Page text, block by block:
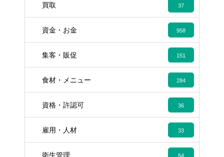
買取 37
資金・お金 958
集客・販促 151
食材・メニュー 284
資格・許認可 36
雇用・人材 33
衛生管理 64